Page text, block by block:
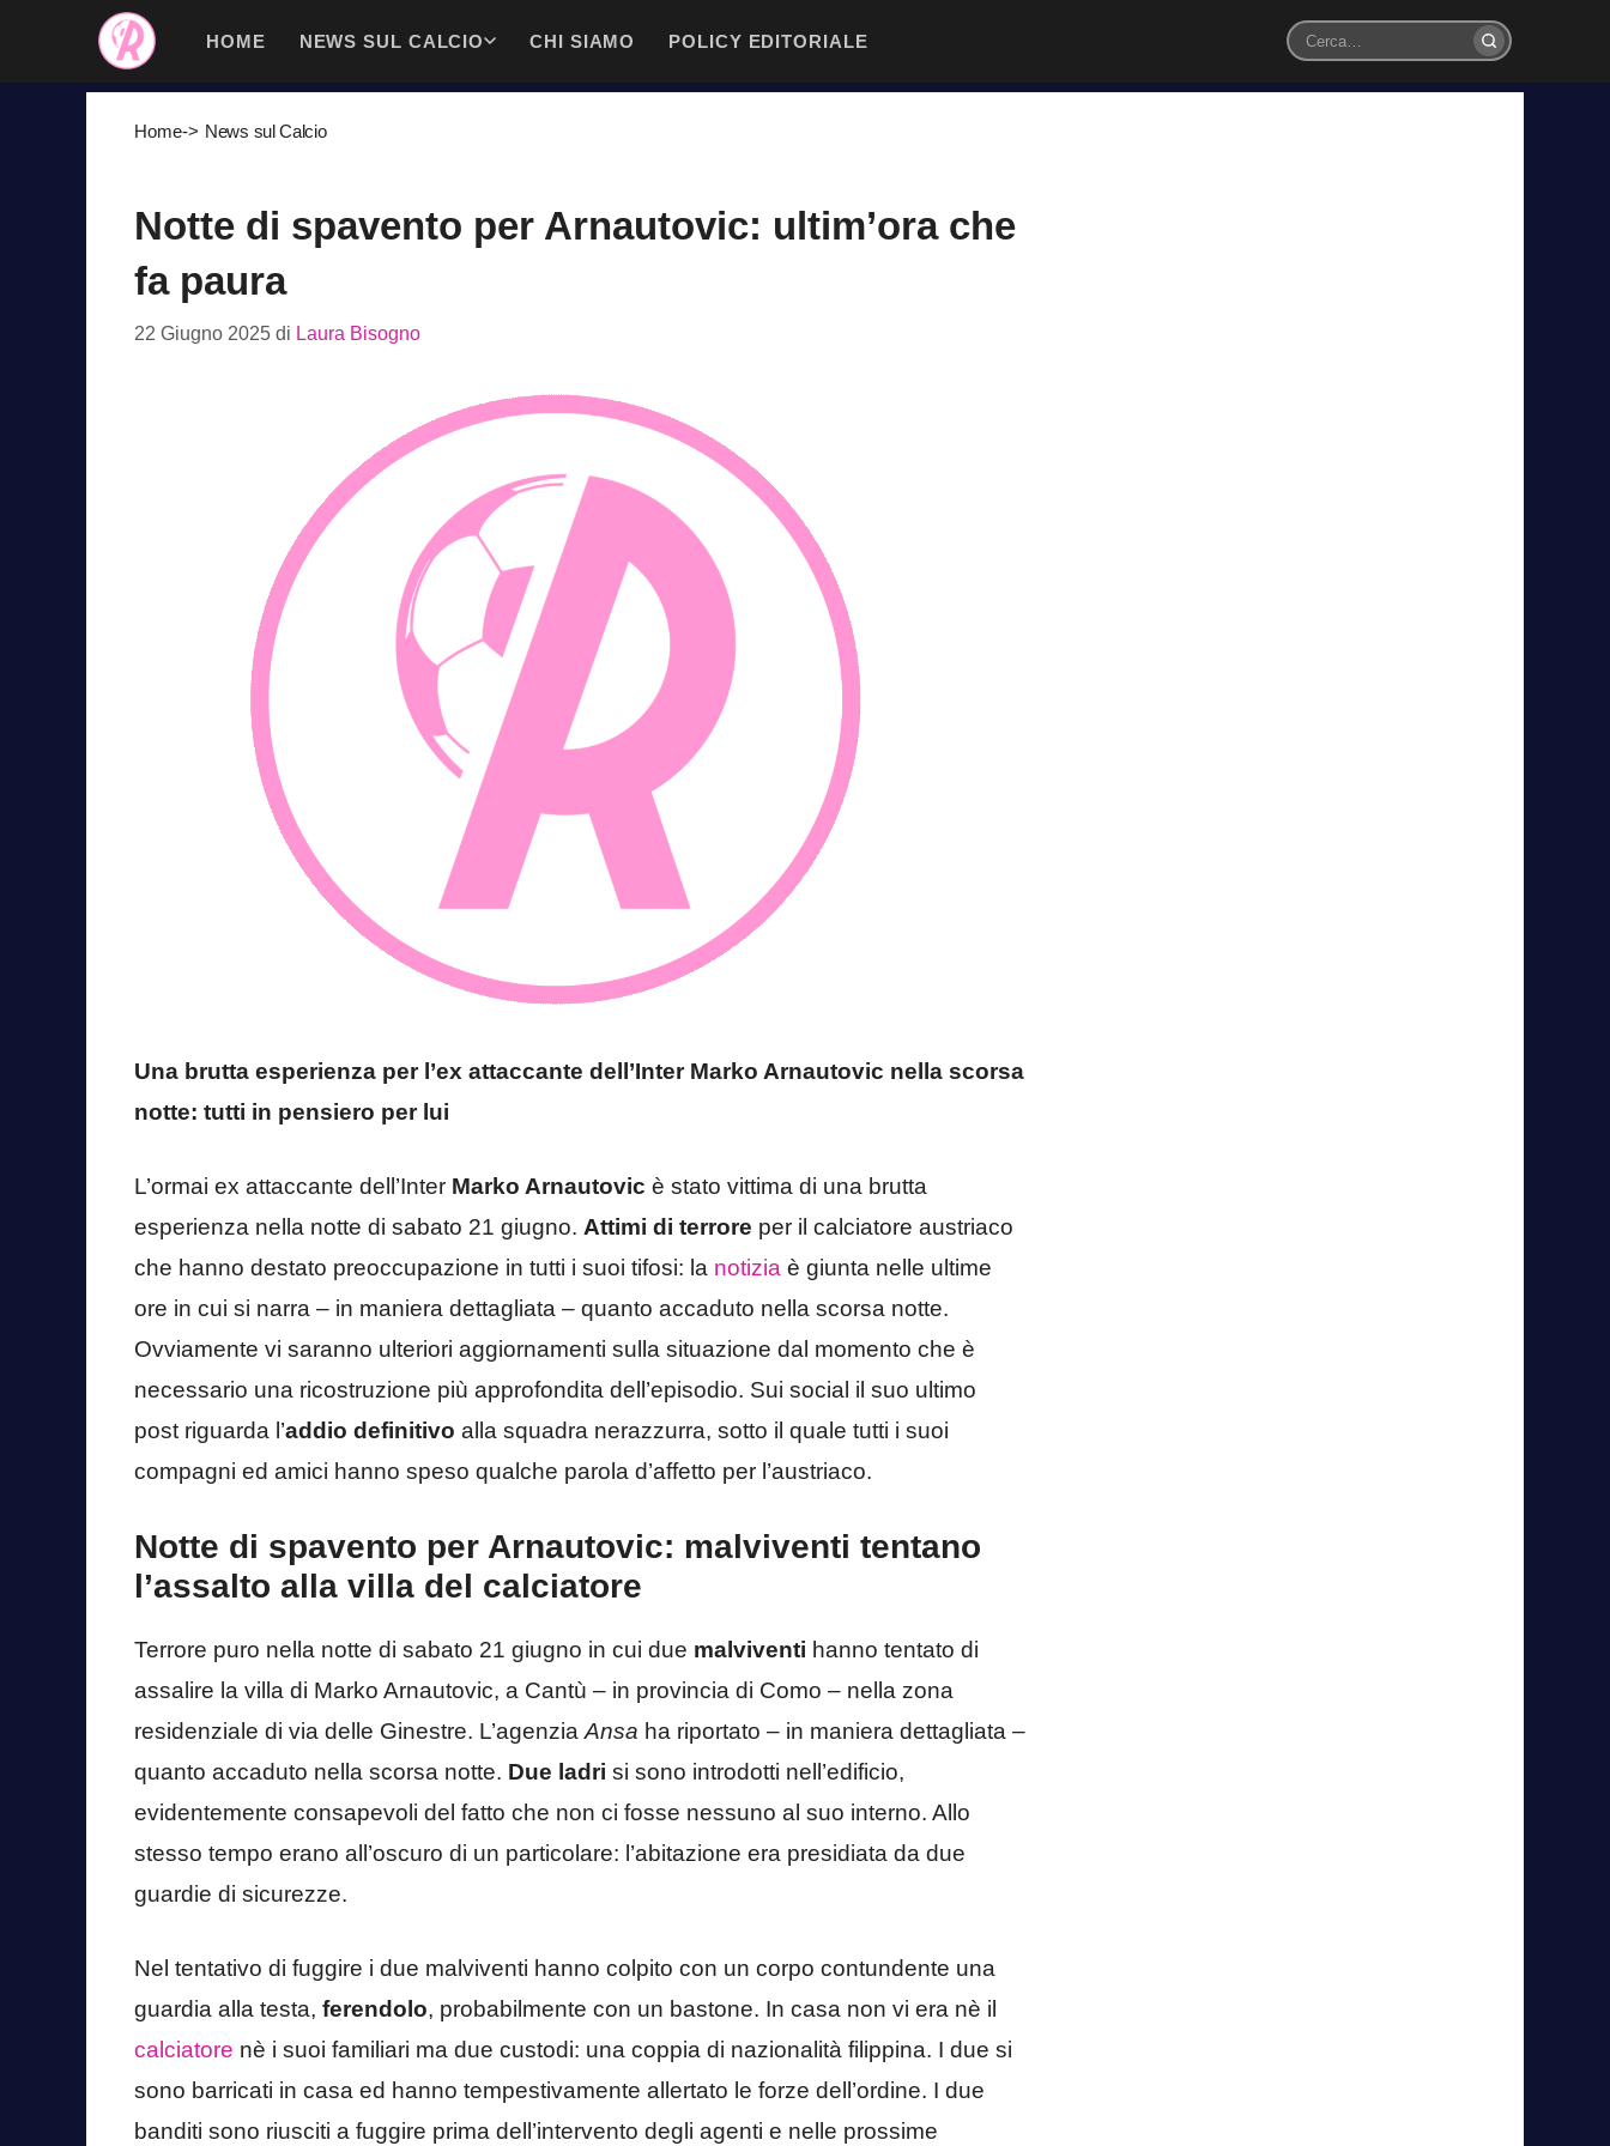
contenuto
HOME NEWS SUL CALCIO CHI SIAMO POLICY EDITORIALE
Cerca
Home-> News sul Calcio
Notte di spavento per Arnautovic: ultim’ora che
fa paura
22 Giugno 2025 di Laura Bisogno
Una brutta esperienza per l’ex attaccante dell’Inter Marko Arnautovic nella scorsa
notte: tutti in pensiero per lui
L’ormai ex attaccante dell’Inter Marko Arnautovic è stato vittima di una brutta
esperienza nella notte di sabato 21 giugno. Attimi di terrore per il calciatore austriaco
che hanno destato preoccupazione in tutti i suoi tifosi: la notizia è giunta nelle ultime
ore in cui si narra – in maniera dettagliata – quanto accaduto nella scorsa notte.
Ovviamente vi saranno ulteriori aggiornamenti sulla situazione dal momento che è
necessario una ricostruzione più approfondita dell’episodio. Sui social il suo ultimo
post riguarda l’addio definitivo alla squadra nerazzurra, sotto il quale tutti i suoi
compagni ed amici hanno speso qualche parola d’affetto per l’austriaco.
Notte di spavento per Arnautovic: malviventi tentano
l’assalto alla villa del calciatore
Terrore puro nella notte di sabato 21 giugno in cui due malviventi hanno tentato di
assalire la villa di Marko Arnautovic, a Cantù – in provincia di Como – nella zona
residenziale di via delle Ginestre. L’agenzia Ansa ha riportato – in maniera dettagliata –
quanto accaduto nella scorsa notte. Due ladri si sono introdotti nell’edificio,
evidentemente consapevoli del fatto che non ci fosse nessuno al suo interno. Allo
stesso tempo erano all’oscuro di un particolare: l’abitazione era presidiata da due
guardie di sicurezze.
Nel tentativo di fuggire i due malviventi hanno colpito con un corpo contundente una
guardia alla testa, ferendolo, probabilmente con un bastone. In casa non vi era nè il
calciatore nè i suoi familiari ma due custodi: una coppia di nazionalità filippina. I due si
sono barricati in casa ed hanno tempestivamente allertato le forze dell’ordine. I due
banditi sono riusciti a fuggire prima dell’intervento degli agenti e nelle prossime